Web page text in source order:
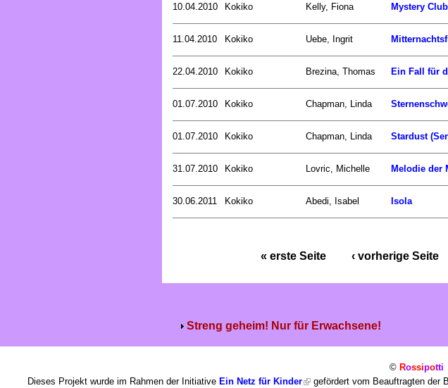
10.04.2010 Kokiko Kelly, Fiona Mystery
11.04.2010 Kokiko Uebe, Ingrit
22.04.2010 Kokiko Brezina, Thomas Ein Fall für
01.07.2010 Kokiko Chapman, Linda
01.07.2010 Kokiko Chapman, Linda Stardust
31.07.2010 Kokiko Lovric, Michelle Melodie der
30.06.2011 Kokiko Abedi, Isabel Isola
« erste Seite ‹ vorherige Seite
Streng geheim! Nur für Erwachsene!
© Rossipotti
Dieses Projekt wurde im Rahmen der Initiative Ein Netz für Kinder gefördert vom Beauftragten der